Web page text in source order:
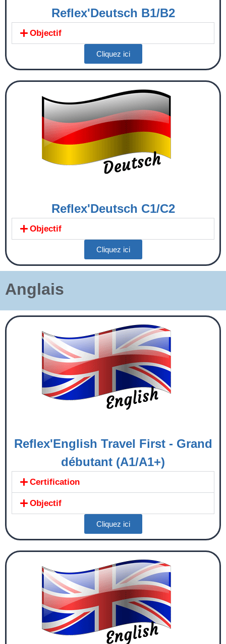
Reflex'Deutsch B1/B2
Objectif
Cliquez ici
Reflex'Deutsch C1/C2
Objectif
Cliquez ici
Anglais
Reflex'English Travel First - Grand
débutant (A1/A1+)
Certification
Objectif
Cliquez ici